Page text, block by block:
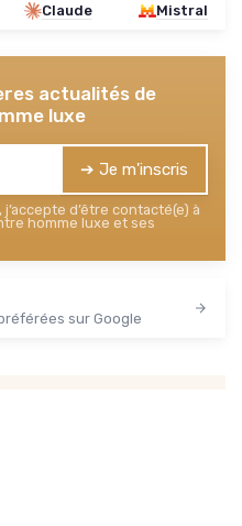
Claude Mistral
actualités de
luxe
➔ Je m'inscris
d’être contacté(e) à
homme luxe et ses
sur Google